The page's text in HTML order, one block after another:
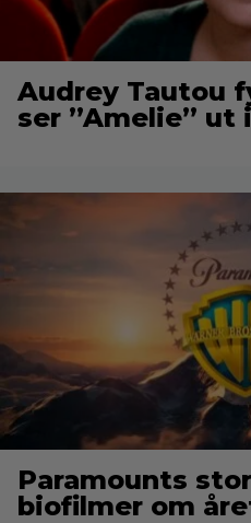
Audrey Tautou
ser ”Amelie” ut
Paramounts
biofilmer om